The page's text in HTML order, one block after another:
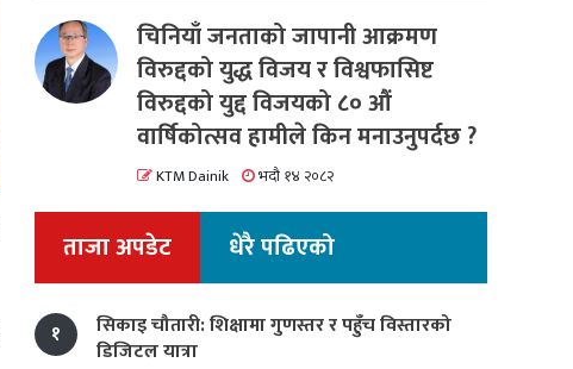
चिनियाँ जनताको जापानी आक्रमण
विरुद्दको युद्ध विजय र विश्वफासिष्ट
विरुद्दको युद्द विजयको ८० औं
वार्षिकोत्सव हामीले किन मनाउनुपर्दछ ?
KTM Dainik भदौ १४ २०८२
ताजा अपडेट धेरै पढिएको
१
सिकाइ चौतारी: शिक्षामा गुणस्तर र पहुँच विस्तारको
डिजिटल यात्रा